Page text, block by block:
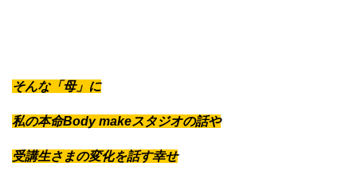
そんな「母」に
私の本命Body makeスタジオの話や
受講生さまの変化を話す幸せ